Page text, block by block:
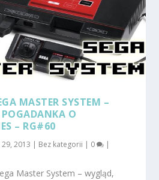
MASTER SYSTEM –
O
– RG#60
2013 | Bez kategorii | 0 |
Master System – wygląd,